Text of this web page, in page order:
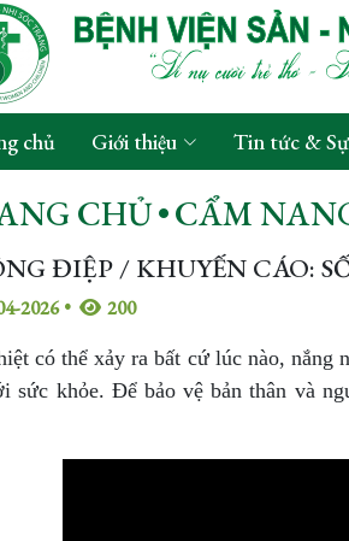
chủ Giới thiệu Tin tức &
CHỦ•CẨM
ĐIỆP / KHUYẾN CÁO:
2026 • 200
có thể xảy ra bất cứ lúc nào,
sức khỏe. Để bảo vệ bản thân và